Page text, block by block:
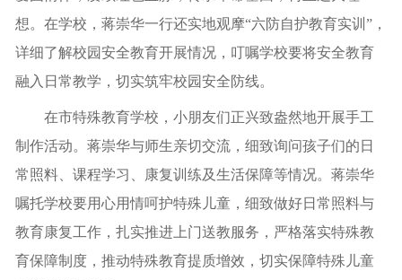
想。在学校，蒋崇华一行还实地观摩“六防自护教育实训”，
详细了解校园安全教育开展情况，叮嘱学校要将安全教育
融入日常教学，切实筑牢校园安全防线。
在市特殊教育学校，小朋友们正兴致盎然地开展手工
制作活动。蒋崇华与师生亲切交流，细致询问孩子们的日
常照料、课程学习、康复训练及生活保障等情况。蒋崇华
嘱托学校要用心用情呵护特殊儿童，细致做好日常照料与
教育康复工作，扎实推进上门送教服务，严格落实特殊教
育保障制度，推动特殊教育提质增效，切实保障特殊儿童